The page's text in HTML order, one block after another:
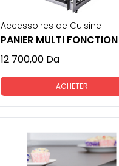
Accessoires de Cuisine
PANIER MULTI FONCTION
12 700,00 Da
ACHETER